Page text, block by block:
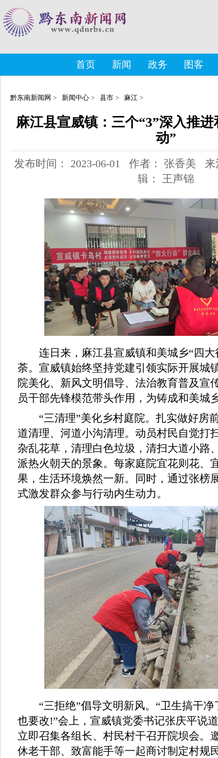
首页 新闻 政务 图客
黔东南新闻网 > 新闻中心 > 县市 > 麻江 >
麻江县宣威镇：三个“3”深入推
动”
发布时间： 2023-06-01 作者： 张香美 来
辑： 王声锦
连日来，麻江县宣威镇和美城乡“四大
荼。宣威镇始终坚持党建引领实际开展城
院美化、新风文明倡导、法治教育普及宣
员干部先锋模范带头作用，为铸成和美城
“三清理”美化乡村庭院。扎实做好房
道清理、河道小沟清理。动员村民自觉打
杂乱花草，清理白色垃圾，清扫大道小路
派热火朝天的景象。每家庭院宜花则花、
果，生活环境焕然一新。同时，通过张榜
式激发群众参与行动内生动力。
“三拒绝”倡导文明新风。“卫生搞干净
也要改!”会上，宣威镇党委书记张庆平说
立即召集各组长、村民村干召开院坝会。
休老干部、致富能手等一起商讨制定村规